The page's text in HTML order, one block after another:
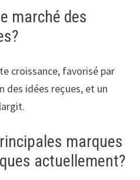
marché des
croissance, favorisé par
des idées reçues, et un
marques
actuellement?